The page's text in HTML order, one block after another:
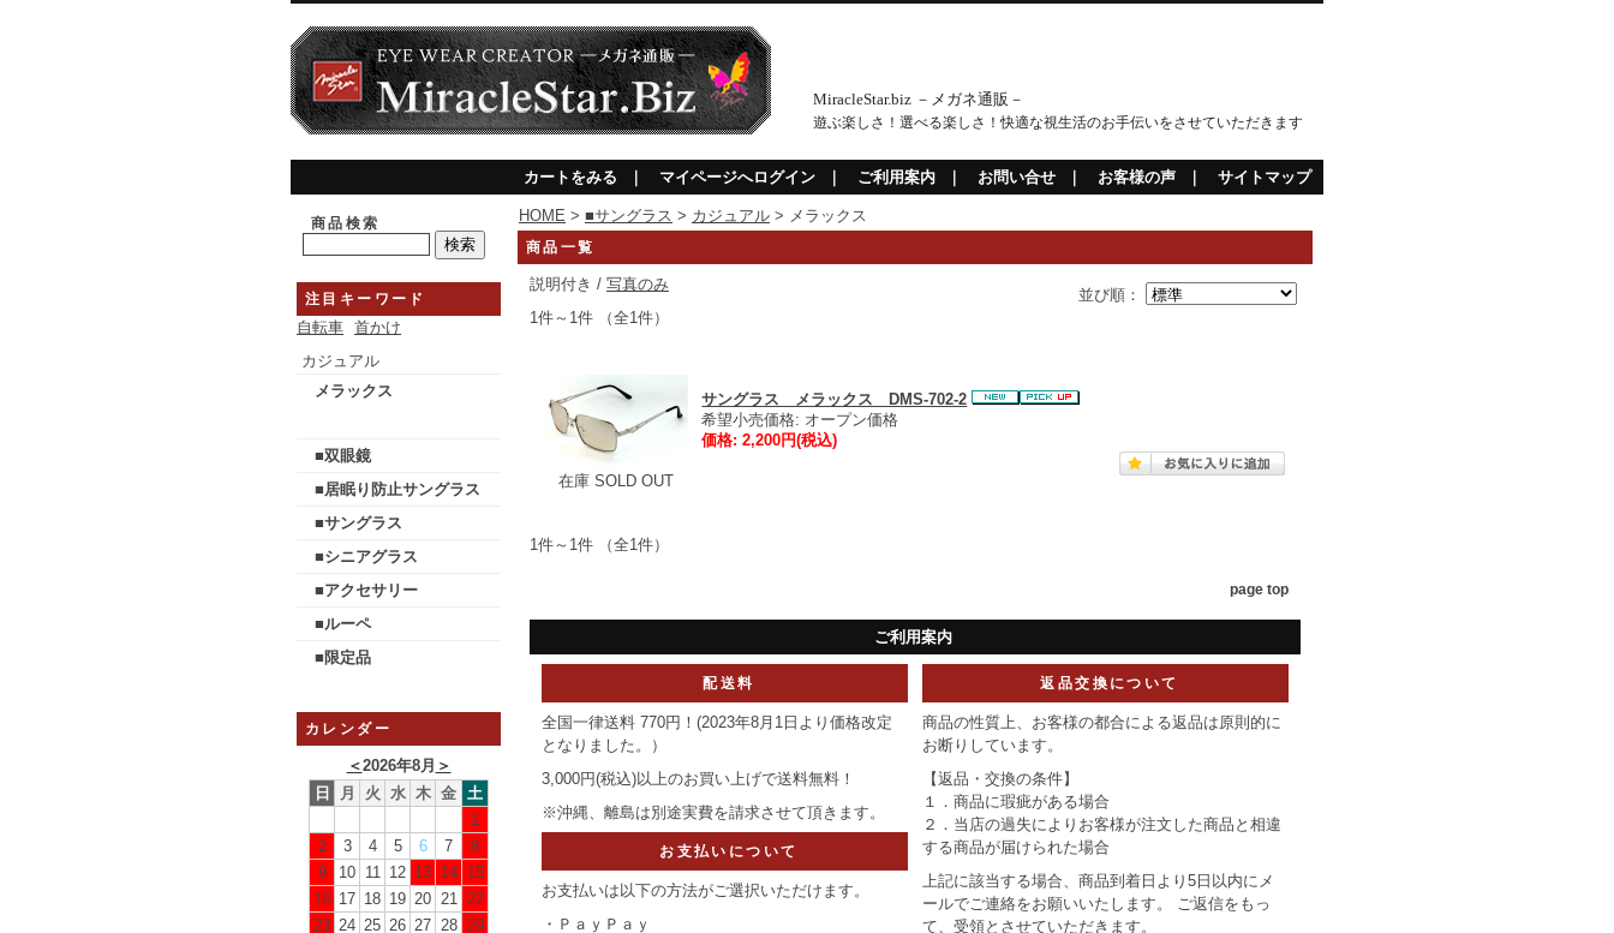
MiracleStar.biz －メガネ通販－
遊ぶ楽しさ！選べる楽しさ！快適な視生活のお手伝いをさせていただきます
カートをみる マイページへログイン ご利用案内 お問い合せ お客様の声 サイトマップ
商品検索
注目キーワード
自転車 首かけ
カジュアル
メラックス
■双眼鏡
■居眠り防止サングラス
■サングラス
■シニアグラス
■アクセサリー
■ルーペ
■限定品
カレンダー
＜2026年8月 ＞
日
月 火 水 木 金 土
1
2
3 4 5 6 7
8
9
10 11 12 13 14
15
16 17 18 19 20 21 22
23 24 25 26 27 28 29
HOME > ■サングラス > カジュアル > メラックス
商品一覧
並び順：
説明付き / 写真のみ
1件～1件 （全1件）
在庫 SOLD OUT
サングラス メラックス DMS-702-2
希望小売価格: オープン価格
価格: 2,200円(税込)
1件～1件 （全1件）
page top
ご利用案内
配送料
全国一律送料 770円！(2023年8月1日より価格改定
となりました。）
3,000円(税込)以上のお買い上げで送料無料！
※沖縄、離島は別途実費を請求させて頂きます。
お支払いについて
お支払いは以下の方法がご選択いただけます。
・ＰａｙＰａｙ
返品交換について
商品の性質上、お客様の都合による返品は原則的に
お断りしています。
【返品・交換の条件】
１．商品に瑕疵がある場合
２．当店の過失によりお客様が注文した商品と相違
する商品が届けられた場合
上記に該当する場合、商品到着日より5日以内にメ
ールでご連絡をお願いいたします。 ご返信をもっ
て、受領とさせていただきます。